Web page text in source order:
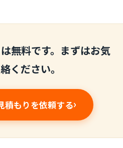
無料です。まずはお気
ください。
積もりを依頼する